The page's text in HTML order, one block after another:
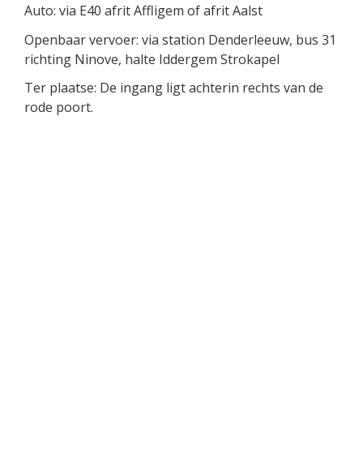
Auto: via E40 afrit Affligem of afrit Aalst
Openbaar vervoer: via station Denderleeuw, bus 31
richting Ninove, halte Iddergem Strokapel
Ter plaatse: De ingang ligt achterin rechts van de
rode poort.